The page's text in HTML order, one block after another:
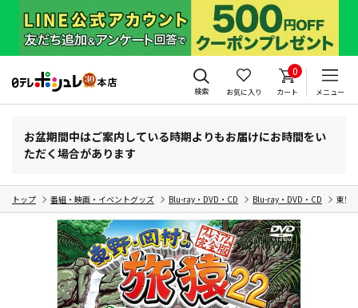
検索 お気に入り
0
カート メニュー
お盆期間中はご案内している時期よりもお届けにお時間をい
ただく場合があります
トップ 番組・映画・イベントグッズ Blu-ray・DVD・CD Blu-ray・DVD・CD 東野